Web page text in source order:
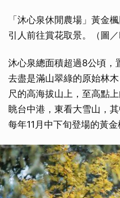
「沐心泉休閒農場」黃金
引人前往賞花取景。（圖
沐心泉總面積超過8公頃，
去盡是滿山翠綠的原始林
尺的高海拔山上，至高點
眺台中港，東看大雪山，
每年11月中下旬登場的黃金